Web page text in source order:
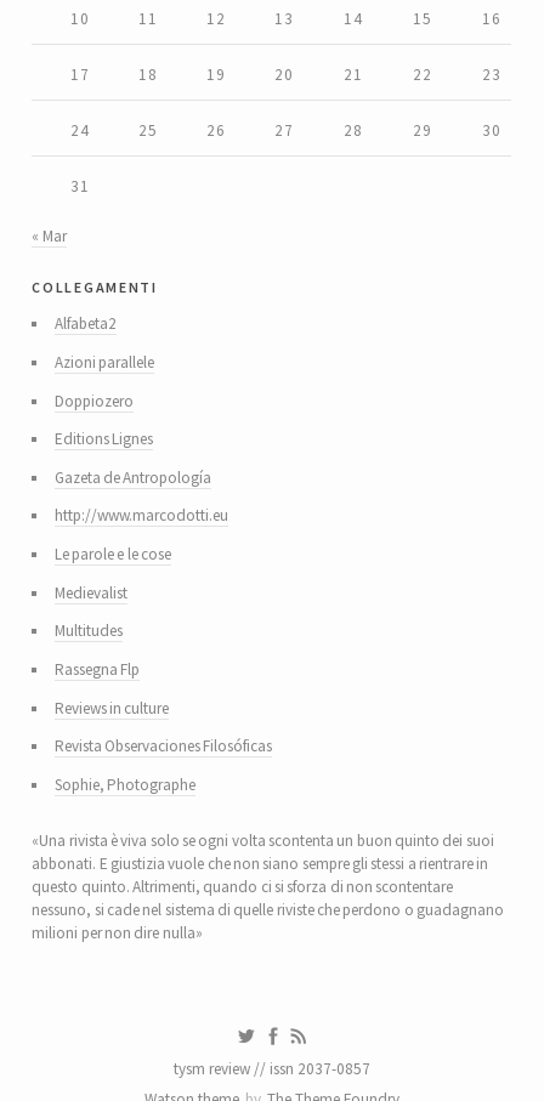
10 11 12 13 14 15 16
17 18 19 20 21 22 23
24 25 26 27 28 29 30
31
« Mar
collegamenti
Alfabeta2
Azioni parallele
Doppiozero
Editions Lignes
Gazeta de Antropología
http://www.marcodotti.eu
Le parole e le cose
Medievalist
Multitudes
Rassegna Flp
Reviews in culture
Revista Observaciones Filosóficas
Sophie, Photographe
«Una rivista è viva solo se ogni volta scontenta un buon quinto dei suoi
abbonati. E giustizia vuole che non siano sempre gli stessi a rientrare in
questo quinto. Altrimenti, quando ci si sforza di non scontentare
nessuno, si cade nel sistema di quelle riviste che perdono o guadagnano
milioni per non dire nulla»
tysm review // issn 2037-0857